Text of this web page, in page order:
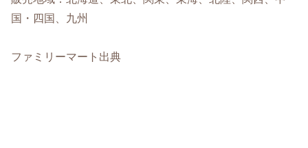
国・四国、九州
ファミリーマート出典